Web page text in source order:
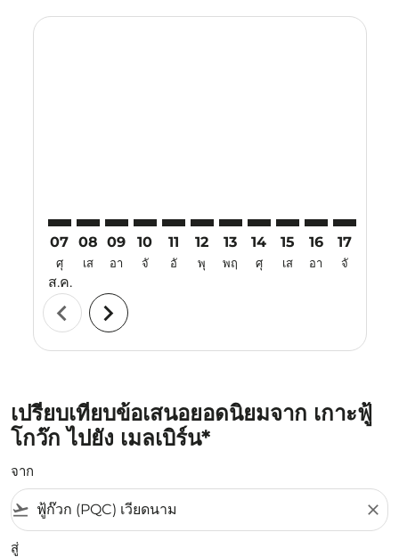
07
ศุ
ส.ค.
08
เส
09
อา
10
จั
11
อั
12
พุ
13
พฤ
14
ศุ
15
เส
16
อา
17
จั
chevron_left chevron_right
เปรียบเทียบข้อเสนอยอดนิยมจาก เกาะฟู้
โกว๊ก ไปยัง เมลเบิร์น*
จาก
flight_takeoff close
สู่